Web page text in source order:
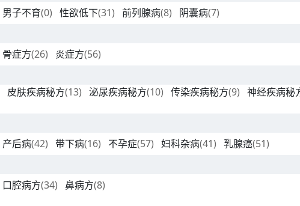
男子不育(0) 性欲低下(31) 前列腺病(8) 阴囊病(7)
骨症方(26) 炎症方(56)
皮肤疾病秘方(13) 泌尿疾病秘方(10) 传染疾病秘方(9) 神经疾病秘
产后病(42) 带下病(16) 不孕症(57) 妇科杂病(41) 乳腺癌(51)
口腔病方(34) 鼻病方(8)